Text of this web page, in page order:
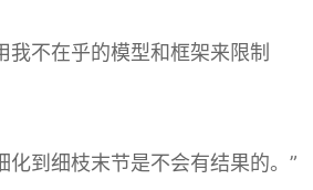
我不在乎的模型和框架来限制
化到细枝末节是不会有结果的。”